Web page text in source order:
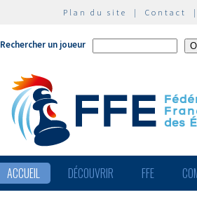
Plan du site | Contact
Rechercher un joueur
ACCUEIL DÉCOUVRIR FFE